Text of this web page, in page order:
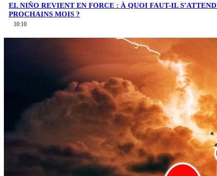
EL NIÑO REVIENT EN FORCE : À QUOI FAUT-IL
PROCHAINS MOIS ?
10:10